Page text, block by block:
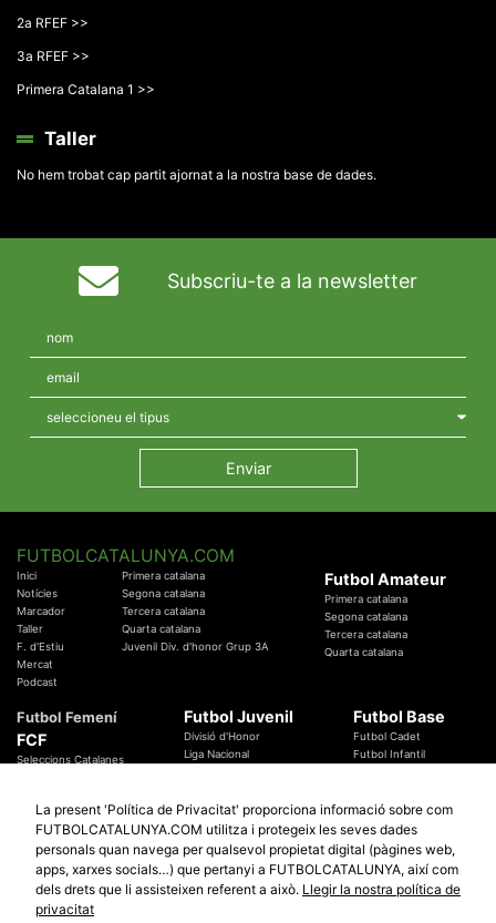
2a RFEF >>
3a RFEF >>
Primera Catalana 1 >>
Taller
No hem trobat cap partit ajornat a la nostra base de dades.
Subscriu-te a la newsletter
FUTBOLCATALUNYA.COM
Inici
Notícies
Marcador
Taller
F. d'Estiu
Mercat
Podcast
Primera catalana
Segona catalana
Tercera catalana
Quarta catalana
Juvenil Div. d'honor Grup 3A
Futbol Amateur
Primera catalana
Segona catalana
Tercera catalana
Quarta catalana
Futbol Femení
FCF
Seleccions Catalanes
Temes Federatius
Futbol Juvenil
Divisió d'Honor
Liga Nacional
Futbol Base
Futbol Cadet
Futbol Infantil
Futbol Catalunya
Promocions
Sortejos
Participació
Especials
Copa Catalunya Absoluta 2019
Copa del Rei 2019 - 2020
La present 'Política de Privacitat' proporciona informació sobre com
FUTBOLCATALUNYA.COM utilitza i protegeix les seves dades
personals quan navega per qualsevol propietat digital (pàgines web,
apps, xarxes socials…) que pertanyi a FUTBOLCATALUNYA, així com
dels drets que li assisteixen referent a això. Llegir la nostra política de
privacitat